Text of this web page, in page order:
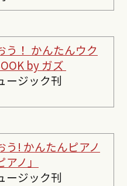
う！ かんたんウク
by ガズ
ージック刊
う! かんたんピアノ
ノ」
ージック刊